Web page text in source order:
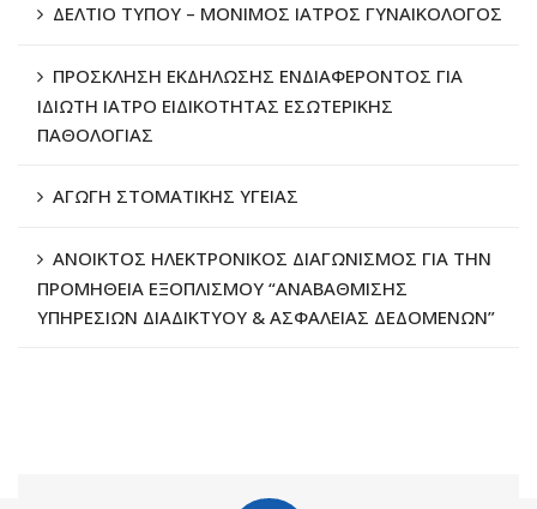
ΔΕΛΤΙΟ ΤΥΠΟΥ – ΜΟΝΙΜΟΣ ΙΑΤΡΟΣ ΓΥΝΑΙΚΟΛΟΓΟΣ
ΠΡΟΣΚΛΗΣΗ ΕΚΔΗΛΩΣΗΣ ΕΝΔΙΑΦΕΡΟΝΤΟΣ ΓΙΑ
ΙΔΙΩΤΗ ΙΑΤΡΟ ΕΙΔΙΚΟΤΗΤΑΣ ΕΣΩΤΕΡΙΚΗΣ
ΠΑΘΟΛΟΓΙΑΣ
ΑΓΩΓΗ ΣΤΟΜΑΤΙΚΗΣ ΥΓΕΙΑΣ
ΑΝΟΙΚΤΟΣ ΗΛΕΚΤΡΟΝΙΚΟΣ ΔΙΑΓΩΝΙΣΜΟΣ ΓΙΑ ΤΗΝ
ΠΡΟΜΗΘΕΙΑ ΕΞΟΠΛΙΣΜΟΥ “ΑΝΑΒΑΘΜΙΣΗΣ
ΥΠΗΡΕΣΙΩΝ ΔΙΑΔΙΚΤΥΟΥ & ΑΣΦΑΛΕΙΑΣ ΔΕΔΟΜΕΝΩΝ”